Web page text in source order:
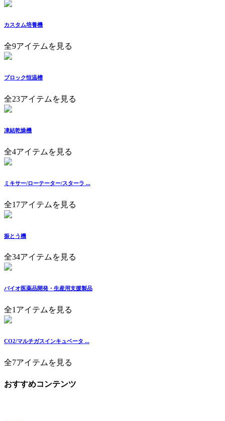
カスタム培養機
全9アイテムを見る
ブロック恒温槽
全23アイテムを見る
凍結乾燥機
全4アイテムを見る
ミキサー/ローテーター/スターラ ...
全17アイテムを見る
振とう機
全34アイテムを見る
バイオ医薬品開発・生産用支援製品
全1アイテムを見る
CO2/マルチガスインキュベータ ...
全7アイテムを見る
おすすめコンテンツ